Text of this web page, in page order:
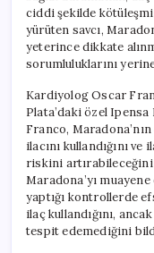
ciddi şekilde
yürüten savcı,
yeterince dikkate
sorumluluklarını
Kardiyolog Oscar
Plata’daki özel
Franco,
ilacını kullandığını
riskini artırabileceğini
Maradona’yı
yaptığı kontrollerde
ilaç kullandığını,
tespit edemediğini